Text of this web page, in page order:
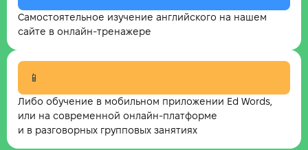
Самостоятельное изучение английского на нашем
сайте в онлайн-тренажере
📱
Либо обучение в мобильном приложении Ed Words,
или на современной онлайн-платформе
и в разговорных групповых занятиях